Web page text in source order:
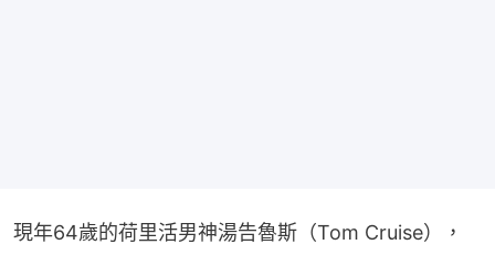
現年64歲的荷里活男神湯告魯斯（Tom Cruise），